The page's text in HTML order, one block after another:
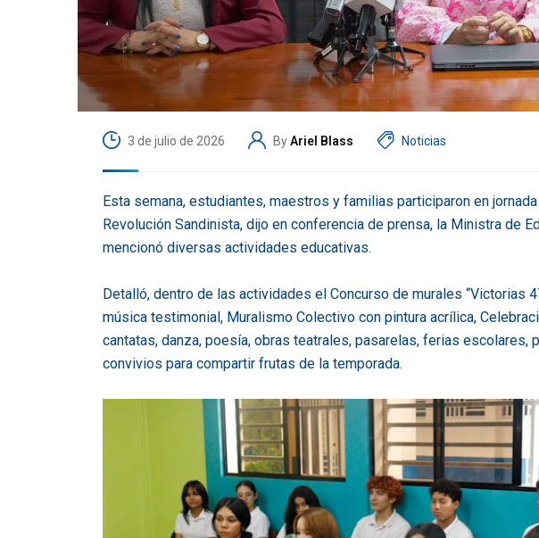
3 de julio de 2026 ByAriel Blass Noticias
Esta semana, estudiantes, maestros y familias participaron en
Revolución Sandinista, dijo en conferencia de prensa, la Ministra de
mencionó diversas actividades educativas.
Detalló, dentro de las actividades el Concurso de murales “Victorias
música testimonial, Muralismo Colectivo con pintura acrílica,
cantatas, danza, poesía, obras teatrales, pasarelas, ferias escolares,
convivios para compartir frutas de la temporada.